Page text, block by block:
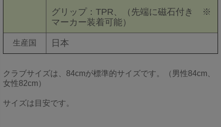
グリップ：TPR、（先端に磁石付き ※
マーカー装着可能）
生産国 日本
クラブサイズは、84cmが標準的サイズです。（男性84cm、
女性82cm）
サイズは目安です。